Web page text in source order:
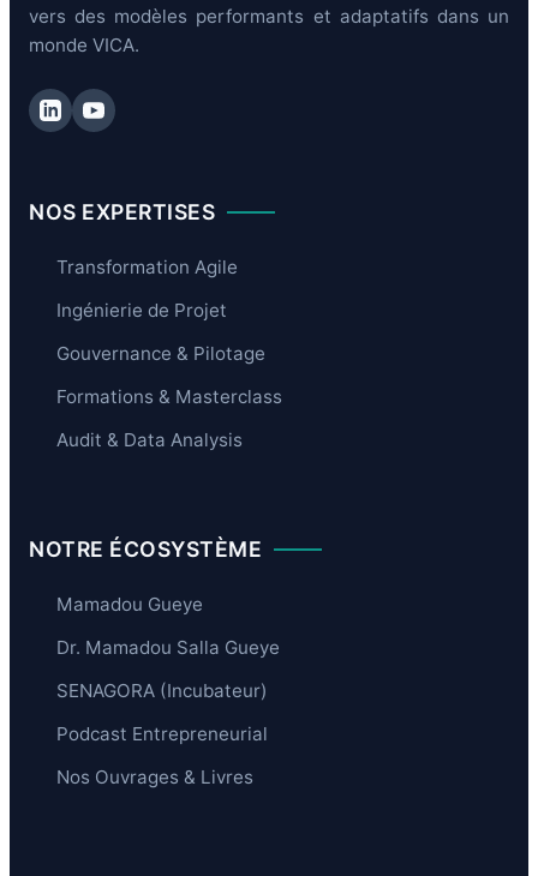
vers des modèles performants et adaptatifs dans un
monde VICA.
NOS EXPERTISES
Transformation Agile
Ingénierie de Projet
Gouvernance & Pilotage
Formations & Masterclass
Audit & Data Analysis
NOTRE ÉCOSYSTÈME
Mamadou Gueye
Dr. Mamadou Salla Gueye
SENAGORA (Incubateur)
Podcast Entrepreneurial
Nos Ouvrages & Livres